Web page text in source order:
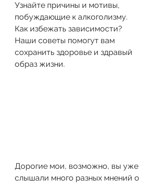
Узнайте причины и мотивы,
побуждающие к алкоголизму.
Как избежать зависимости?
Наши советы помогут вам
сохранить здоровье и здравый
образ жизни.
Дорогие мои, возможно, вы уже
слышали много разных мнений о